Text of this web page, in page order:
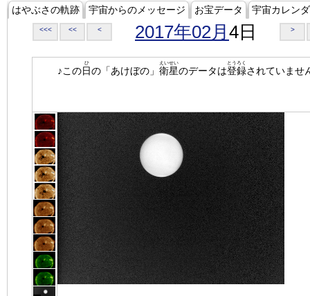
はやぶさの軌跡 宇宙からのメッセージ お宝データ 宇宙カレン
<<< << < 2017年02月 4日 >
♪この日
ひ
の「あけぼの」 衛星
えいせい
のデータは登録
とうろく
されていませ